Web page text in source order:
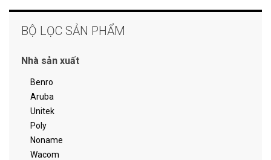
BỘ LỌC SẢN PHẨM
Nhà sản xuất
Benro
Aruba
Unitek
Poly
Noname
Wacom